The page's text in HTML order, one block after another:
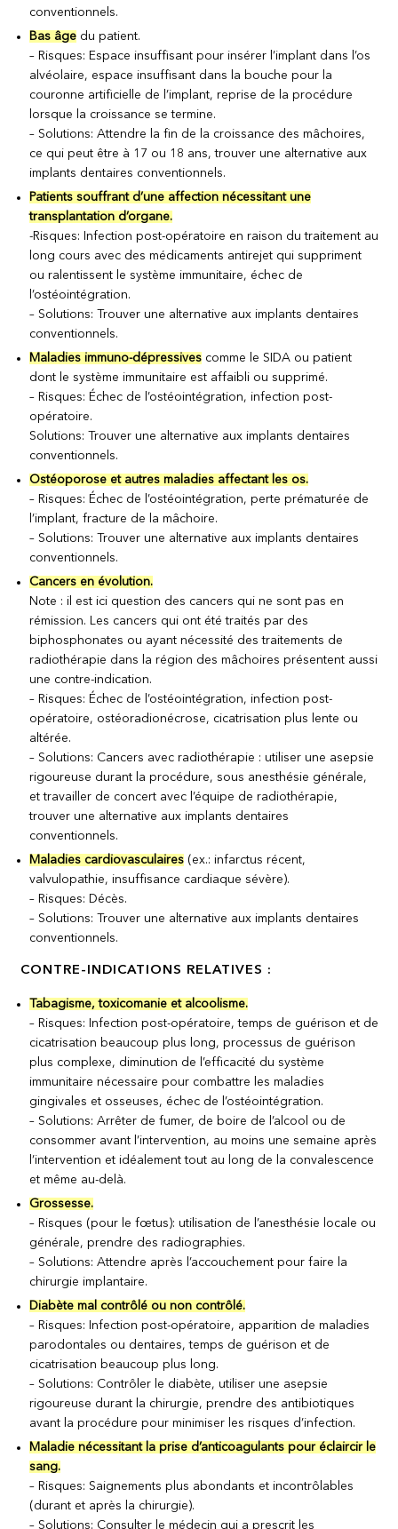
conventionnels.
Bas âge du patient.
– Risques: Espace insuffisant pour insérer l’implant dans l’os
alvéolaire, espace insuffisant dans la bouche pour la
couronne artificielle de l’implant, reprise de la procédure
lorsque la croissance se termine.
– Solutions: Attendre la fin de la croissance des mâchoires,
ce qui peut être à 17 ou 18 ans, trouver une alternative aux
implants dentaires conventionnels.
Patients souffrant d’une affection nécessitant une
transplantation d’organe.
-Risques: Infection post-opératoire en raison du traitement au
long cours avec des médicaments antirejet qui suppriment
ou ralentissent le système immunitaire, échec de
l’ostéointégration.
– Solutions: Trouver une alternative aux implants dentaires
conventionnels.
Maladies immuno-dépressives comme le SIDA ou patient
dont le système immunitaire est affaibli ou supprimé.
– Risques: Échec de l’ostéointégration, infection post-
opératoire.
Solutions: Trouver une alternative aux implants dentaires
conventionnels.
Ostéoporose et autres maladies affectant les os.
– Risques: Échec de l’ostéointégration, perte prématurée de
l’implant, fracture de la mâchoire.
– Solutions: Trouver une alternative aux implants dentaires
conventionnels.
Cancers en évolution.
Note : il est ici question des cancers qui ne sont pas en
rémission. Les cancers qui ont été traités par des
biphosphonates ou ayant nécessité des traitements de
radiothérapie dans la région des mâchoires présentent aussi
une contre-indication.
– Risques: Échec de l’ostéointégration, infection post-
opératoire, ostéoradionécrose, cicatrisation plus lente ou
altérée.
– Solutions: Cancers avec radiothérapie : utiliser une asepsie
rigoureuse durant la procédure, sous anesthésie générale,
et travailler de concert avec l’équipe de radiothérapie,
trouver une alternative aux implants dentaires
conventionnels.
Maladies cardiovasculaires (ex.: infarctus récent,
valvulopathie, insuffisance cardiaque sévère).
– Risques: Décès.
– Solutions: Trouver une alternative aux implants dentaires
conventionnels.
CONTRE-INDICATIONS RELATIVES :
Tabagisme, toxicomanie et alcoolisme.
– Risques: Infection post-opératoire, temps de guérison et de
cicatrisation beaucoup plus long, processus de guérison
plus complexe, diminution de l’efficacité du système
immunitaire nécessaire pour combattre les maladies
gingivales et osseuses, échec de l’ostéointégration.
– Solutions: Arrêter de fumer, de boire de l’alcool ou de
consommer avant l’intervention, au moins une semaine après
l’intervention et idéalement tout au long de la convalescence
et même au-delà.
Grossesse.
– Risques (pour le fœtus): utilisation de l’anesthésie locale ou
générale, prendre des radiographies.
– Solutions: Attendre après l’accouchement pour faire la
chirurgie implantaire.
Diabète mal contrôlé ou non contrôlé.
– Risques: Infection post-opératoire, apparition de maladies
parodontales ou dentaires, temps de guérison et de
cicatrisation beaucoup plus long.
– Solutions: Contrôler le diabète, utiliser une asepsie
rigoureuse durant la chirurgie, prendre des antibiotiques
avant la procédure pour minimiser les risques d’infection.
Maladie nécessitant la prise d’anticoagulants pour éclaircir le
sang.
– Risques: Saignements plus abondants et incontrôlables
(durant et après la chirurgie).
– Solutions: Consulter le médecin qui a prescrit les